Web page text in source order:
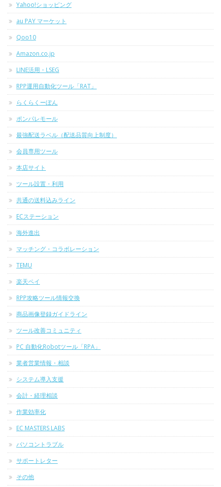
Yahoo!ショッピング
au PAY マーケット
Qoo10
Amazon.co.jp
LINE活用・LSEG
RPP運用自動化ツール「RAT」
らくらくーぽん
ポンパレモール
最強配送ラベル（配送品質向上制度）
会員専用ツール
本店サイト
ツール設置・利用
共通の送料込みライン
ECステーション
海外進出
マッチング・コラボレーション
TEMU
楽天ペイ
RPP攻略ツール情報交換
商品画像登録ガイドライン
ツール改善コミュニティ
PC 自動化Robotツール「RPA」
業者営業情報・相談
システム導入支援
会計・経理相談
作業効率化
EC MASTERS LABS
パソコントラブル
サポートレター
その他